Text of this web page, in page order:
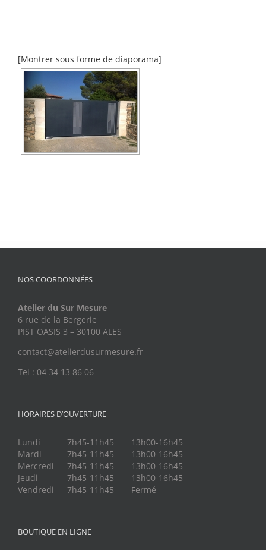
[Montrer sous forme de diaporama]
NOS COORDONNÉES
Atelier du Sur Mesure
6 rue de la Bergerie
PIST OASIS 3 – 30100 ALES
contact@atelierdusurmesure.fr
Tel : 04 34 13 86 06
HORAIRES D’OUVERTURE
Lundi 7h45-11h45
13h00-16h45
Mardi
7h45-11h45
13h00-16h45
Mercredi
7h45-11h45
13h00-16h45
Jeudi
7h45-11h45
13h00-16h45
Vendredi
7h45-11h45 Fermé
BOUTIQUE EN LIGNE